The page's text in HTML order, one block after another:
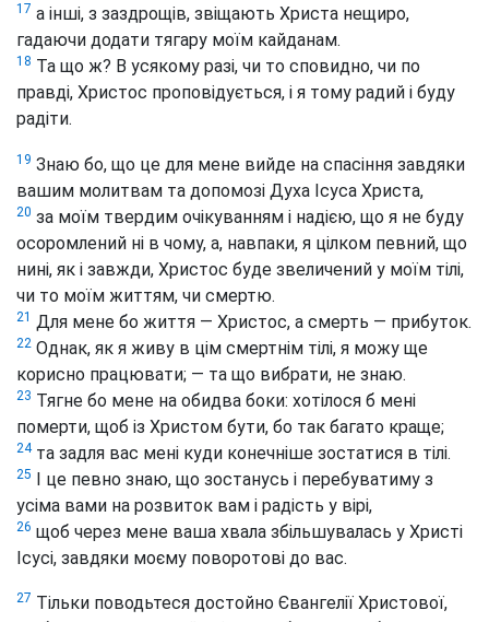
17 а інші, з заздрощів, звіщають Христа нещиро,
гадаючи додати тягару моїм кайданам.
18 Та що ж? В усякому разі, чи то сповидно, чи по
правді, Христос проповідується, і я тому радий і буду
радіти.
19 Знаю бо, що це для мене вийде на спасіння завдяки
вашим молитвам та допомозі Духа Ісуса Христа,
20 за моїм твердим очікуванням і надією, що я не буду
осоромлений ні в чому, а, навпаки, я цілком певний, що
нині, як і завжди, Христос буде звеличений у моїм тілі,
чи то моїм життям, чи смертю.
21 Для мене бо життя — Христос, а смерть — прибуток.
22 Однак, як я живу в цім смертнім тілі, я можу ще
корисно працювати; — та що вибрати, не знаю.
23 Тягне бо мене на обидва боки: хотілося б мені
померти, щоб із Христом бути, бо так багато краще;
24та задля вас мені куди конечніше зостатися в тілі.
25 І це певно знаю, що зостанусь і перебуватиму з
усіма вами на розвиток вам і радість у вірі,
26 щоб через мене ваша хвала збільшувалась у Христі
Ісусі, завдяки моєму поворотові до вас.
27 Тільки поводьтеся достойно Євангелії Христової,